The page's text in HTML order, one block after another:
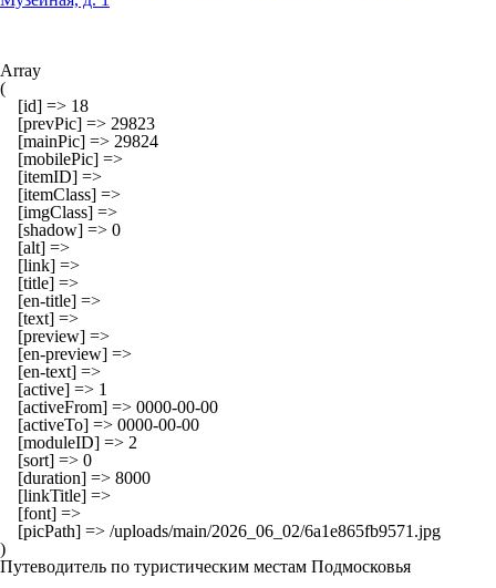
Array
(
    [id] => 18
    [prevPic] => 29823
    [mainPic] => 29824
    [mobilePic] =>
    [itemID] =>
    [itemClass] =>
    [imgClass] =>
    [shadow] => 0
    [alt] =>
    [link] =>
    [title] =>
    [en-title] =>
    [text] =>
    [preview] =>
    [en-preview] =>
    [en-text] =>
    [active] => 1
    [activeFrom] => 0000-00-00
    [activeTo] => 0000-00-00
    [moduleID] => 2
    [sort] => 0
    [duration] => 8000
    [linkTitle] =>
    [font] =>
    [picPath] => /uploads/main/2026_06_02/6a1e865fb9571.jpg
Путеводитель по туристическим местам Подмосковья